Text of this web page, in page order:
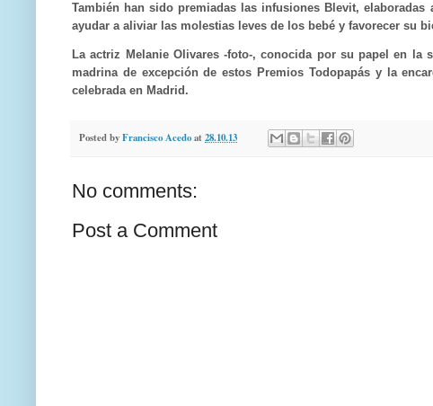
También han sido premiadas las infusiones Blevit, elaboradas
ayudar a aliviar las molestias leves de los bebé y favorecer su
La actriz Melanie Olivares -foto-, conocida por su papel en la
madrina de excepción de estos Premios Todopapás y la
celebrada en Madrid.
Posted byFrancisco Acedoat 28.10.13
No comments:
Post a Comment